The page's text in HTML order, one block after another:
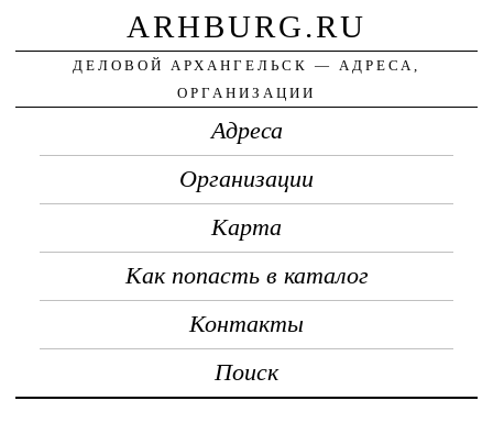
ARHBURG.RU
ДЕЛОВОЙ АРХАНГЕЛЬСК — АДРЕСА,
ОРГАНИЗАЦИИ
Адреса
Организации
Карта
Как попасть в каталог
Контакты
Поиск